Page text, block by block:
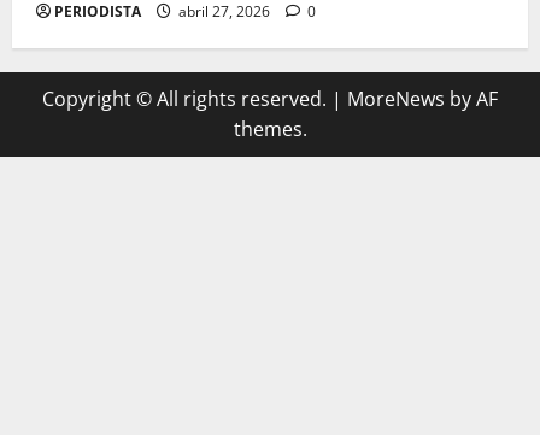
PERIODISTA abril 27, 2026 0
Copyright © All rights reserved. | MoreNews by AF
themes.